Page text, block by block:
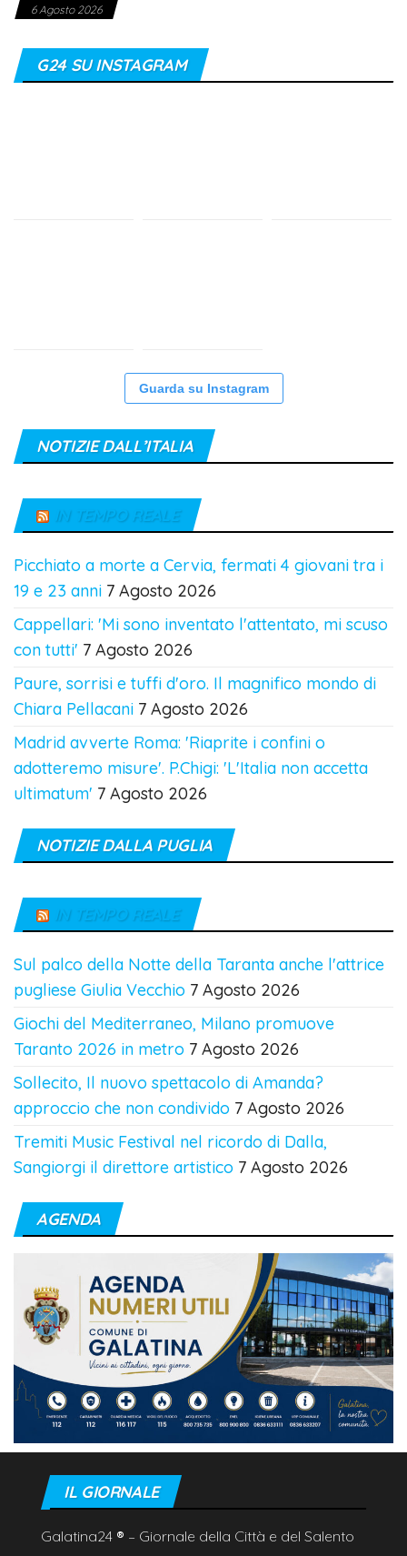
6 Agosto 2026
G24 SU INSTAGRAM
Guarda su Instagram
NOTIZIE DALL’ITALIA
IN TEMPO REALE
Picchiato a morte a Cervia, fermati 4 giovani tra i
19 e 23 anni 7 Agosto 2026
Cappellari: 'Mi sono inventato l'attentato, mi scuso
con tutti' 7 Agosto 2026
Paure, sorrisi e tuffi d'oro. Il magnifico mondo di
Chiara Pellacani 7 Agosto 2026
Madrid avverte Roma: 'Riaprite i confini o
adotteremo misure'. P.Chigi: 'L'Italia non accetta
ultimatum' 7 Agosto 2026
NOTIZIE DALLA PUGLIA
IN TEMPO REALE
Sul palco della Notte della Taranta anche l'attrice
pugliese Giulia Vecchio 7 Agosto 2026
Giochi del Mediterraneo, Milano promuove
Taranto 2026 in metro 7 Agosto 2026
Sollecito, Il nuovo spettacolo di Amanda?
approccio che non condivido 7 Agosto 2026
Tremiti Music Festival nel ricordo di Dalla,
Sangiorgi il direttore artistico 7 Agosto 2026
AGENDA
IL GIORNALE
Galatina24 ® – Giornale della Città e del Salento